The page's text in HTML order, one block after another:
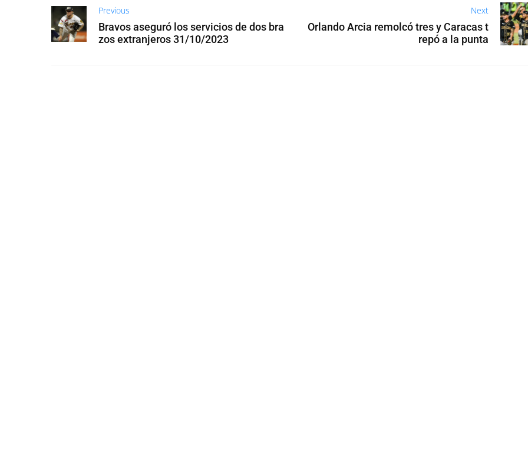
Previous
Bravos aseguró los servicios de dos bra
zos extranjeros 31/10/2023
Next
Orlando Arcia remolcó tres y Caracas t
repó a la punta